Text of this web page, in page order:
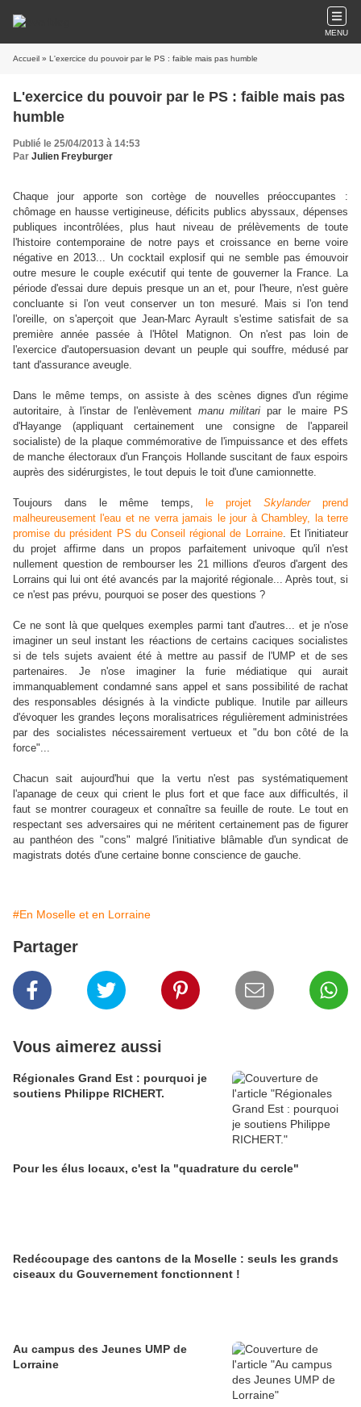
MENU
Accueil » L'exercice du pouvoir par le PS : faible mais pas humble
L'exercice du pouvoir par le PS : faible mais pas
humble
Publié le 25/04/2013 à 14:53
Par Julien Freyburger
Chaque jour apporte son cortège de nouvelles préoccupantes :
chômage en hausse vertigineuse, déficits publics abyssaux, dépenses
publiques incontrôlées, plus haut niveau de prélèvements de toute
l'histoire contemporaine de notre pays et croissance en berne voire
négative en 2013... Un cocktail explosif qui ne semble pas émouvoir
outre mesure le couple exécutif qui tente de gouverner la France. La
période d'essai dure depuis presque un an et, pour l'heure, n'est guère
concluante si l'on veut conserver un ton mesuré. Mais si l'on tend
l'oreille, on s'aperçoit que Jean-Marc Ayrault s'estime satisfait de sa
première année passée à l'Hôtel Matignon. On n'est pas loin de
l'exercice d'autopersuasion devant un peuple qui souffre, médusé par
tant d'assurance aveugle.
Dans le même temps, on assiste à des scènes dignes d'un régime
autoritaire, à l'instar de l'enlèvement manu militari par le maire PS
d'Hayange (appliquant certainement une consigne de l'appareil
socialiste) de la plaque commémorative de l'impuissance et des effets
de manche électoraux d'un François Hollande suscitant de faux espoirs
auprès des sidérurgistes, le tout depuis le toit d'une camionnette.
Toujours dans le même temps, le projet Skylanderprend
malheureusement l'eau et ne verra jamais le jour à Chambley, la terre
promise du président PS du Conseil régional de Lorraine. Et l'initiateur
du projet affirme dans un propos parfaitement univoque qu'il n'est
nullement question de rembourser les 21 millions d'euros d'argent des
Lorrains qui lui ont été avancés par la majorité régionale... Après tout, si
ce n'est pas prévu, pourquoi se poser des questions ?
Ce ne sont là que quelques exemples parmi tant d'autres... et je n'ose
imaginer un seul instant les réactions de certains caciques socialistes
si de tels sujets avaient été à mettre au passif de l'UMP et de ses
partenaires. Je n'ose imaginer la furie médiatique qui aurait
immanquablement condamné sans appel et sans possibilité de rachat
des responsables désignés à la vindicte publique. Inutile par ailleurs
d'évoquer les grandes leçons moralisatrices régulièrement administrées
par des socialistes nécessairement vertueux et "du bon côté de la
force"...
Chacun sait aujourd'hui que la vertu n'est pas systématiquement
l'apanage de ceux qui crient le plus fort et que face aux difficultés, il
faut se montrer courageux et connaître sa feuille de route. Le tout en
respectant ses adversaires qui ne méritent certainement pas de figurer
au panthéon des "cons" malgré l'initiative blâmable d'un syndicat de
magistrats dotés d'une certaine bonne conscience de gauche.
#En Moselle et en Lorraine
Partager
Vous aimerez aussi
Régionales Grand Est : pourquoi je
soutiens Philippe RICHERT.
Pour les élus locaux, c'est la "quadrature du cercle"
Redécoupage des cantons de la Moselle : seuls les grands
ciseaux du Gouvernement fonctionnent !
Au campus des Jeunes UMP de
Lorraine